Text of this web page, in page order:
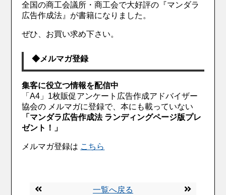
全国の商工会議所・商工会で大好評の『マンダラ
広告作成法』が書籍になりました。
ぜひ、お買い求め下さい。
◆メルマガ登録
集客に役立つ情報を配信中
「A4」1枚販促アンケート広告作成アドバイザー
協会の メルマガに登録で、本にも載っていない
「マンダラ広告作成法 ランディングページ版プレ
ゼント！」
メルマガ登録は こちら
一覧へ戻る